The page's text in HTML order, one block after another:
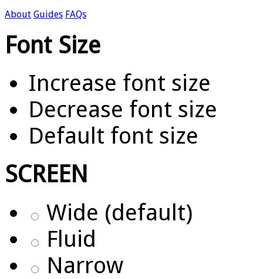
About Guides FAQs
Font Size
Increase font size
Decrease font size
Default font size
SCREEN
Wide (default)
Fluid
Narrow